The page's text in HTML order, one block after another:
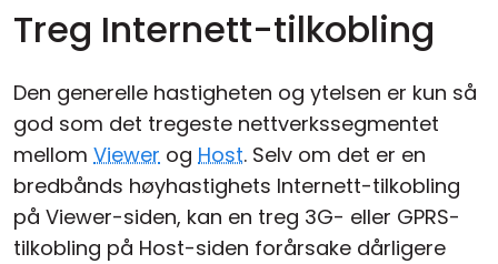
Treg Internett-tilkobling
Den generelle hastigheten og ytelsen er kun så
god som det tregeste nettverkssegmentet
mellom Viewer og Host. Selv om det er en
bredbånds høyhastighets Internett-tilkobling
på Viewer-siden, kan en treg 3G- eller GPRS-
tilkobling på Host-siden forårsake dårligere